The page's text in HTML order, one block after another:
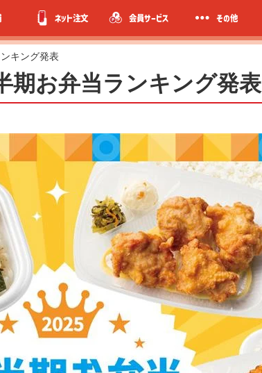
ネット注文 会員サービス その他
キング発表
期お弁当ランキング発表